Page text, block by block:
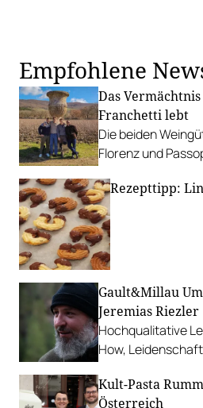
Empfohlene
Das
Franchetti lebt
Die beiden
Florenz und
fortgeführt.
Rezepttipp:
Gault&Millau
Jeremias Riezler
Hochqualitative
How,
wird die
Kult-Pasta
Österreich